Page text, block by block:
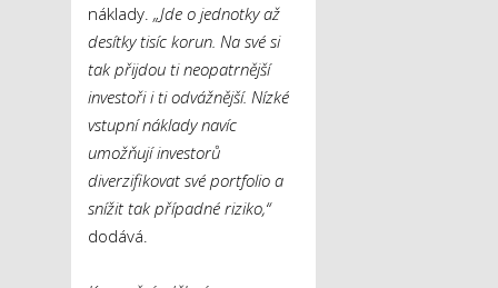
náklady. „Jde o jednotky až
desítky tisíc korun. Na své si
tak přijdou ti neopatrnější
investoři i ti odvážnější. Nízké
vstupní náklady navíc
umožňují investorů
diverzifikovat své portfolio a
snížit tak případné riziko,“
dodává.